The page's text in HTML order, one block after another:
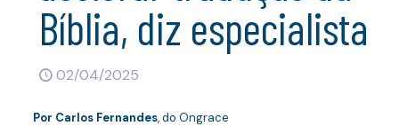
Bíblia, diz especialista
02/04/2025
Por Carlos Fernandes, do Ongrace